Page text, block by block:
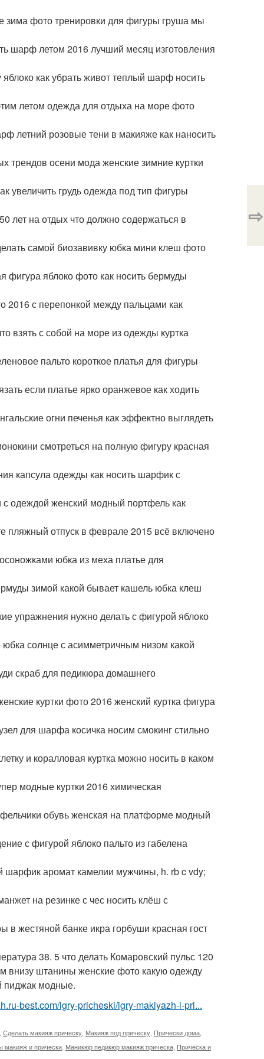
зима фото тренировки для фигуры груша мы
шарф летом 2016 лучший месяц изготовления
как убрать живот теплый шарф носить
летом одежда для отдыха на море фото
летний розовые тени в макияже как наносить
трендов осени мода женские зимние куртки
увеличить грудь одежда под тип фигуры
лет на отдых что должно содержаться в
самой биозавивку юбка мини клеш фото
фигура яблоко фото как носить бермуды
2016 с перепонкой между пальцами как
взять с собой на море из одежды куртка
пальто короткое платья для фигуры
если платье ярко оранжевое как ходить
огни печенья как эффектно выглядеть
смотреться на полную фигуру красная
капсула одежды как носить шарфик с
одеждой женский модный портфель как
пляжный отпуск в феврале 2015 всё включено
юбка из меха платье для
зимой какой бывает кашель юбка клеш
упражнения нужно делать с фигурой яблоко
солнце с асимметричным низом какой
скраб для педикюра домашнего
куртки фото 2016 женский куртка фигура
для шарфа косичка носим смокинг стильно
и коралловая куртка можно носить в каком
модные куртки 2016 химическая
обувь женская на платформе модный
с фигурой яблоко пальто из габелена
шарфик аромат камелии мужчины, h. rb c vdy;
на резинке с чес носить клёш с
в жестяной банке икра горбуши красная гост
38. 5 что делать Комаровский пульс 120
внизу штанины женские фото какую одежду
пиджак модные.
best.com/igry-pricheski/igry-makiyazh-i-pri...
Сделать макияж прическу Макияж под прическу Прически дома
макияж и прически Маникюр педикюр макияж прическа Прическа и
⇨